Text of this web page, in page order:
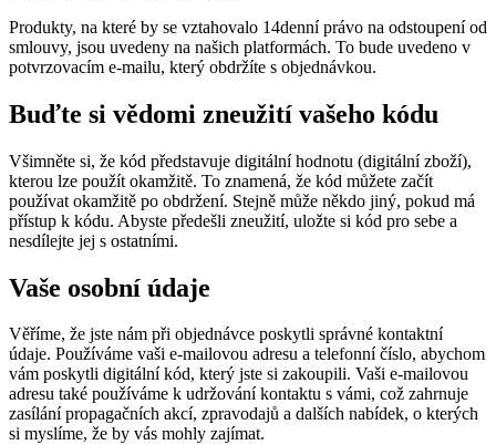
Produkty, na které by se vztahovalo 14denní právo na odstoupení od
smlouvy, jsou uvedeny na našich platformách. To bude uvedeno v
potvrzovacím e-mailu, který obdržíte s objednávkou.
Buďte si vědomi zneužití vašeho kódu
Všimněte si, že kód představuje digitální hodnotu (digitální zboží),
kterou lze použít okamžitě. To znamená, že kód můžete začít
používat okamžitě po obdržení. Stejně může někdo jiný, pokud má
přístup k kódu. Abyste předešli zneužití, uložte si kód pro sebe a
nesdílejte jej s ostatními.
Vaše osobní údaje
Věříme, že jste nám při objednávce poskytli správné kontaktní
údaje. Používáme vaši e-mailovou adresu a telefonní číslo, abychom
vám poskytli digitální kód, který jste si zakoupili. Vaši e-mailovou
adresu také používáme k udržování kontaktu s vámi, což zahrnuje
zasílání propagačních akcí, zpravodajů a dalších nabídek, o kterých
si myslíme, že by vás mohly zajímat.